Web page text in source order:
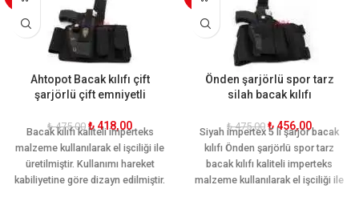
Ahtopot Bacak kılıfı çift
şarjörlü çift emniyetli
₺475,00 ₺ 418,00
Bacak kılıfı kaliteli imperteks
malzeme kullanılarak el işciliği ile
üretilmiştir. Kullanımı hareket
kabiliyetine göre dizayn edilmiştir.
Önden şarjörlü spor tarz
silah bacak kılıfı
₺475,00 ₺456,00
Siyah impertex 5 li şarjör bacak
kılıfı Önden şarjörlü spor tarz
bacak kılıfı kaliteli imperteks
malzeme kullanılarak el işciliği ile